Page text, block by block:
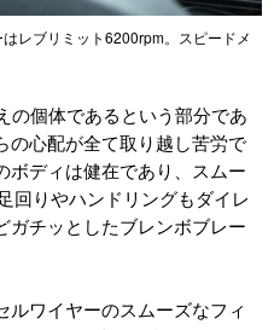
レブリミット6200rpm。スピードメ
個体であるという部分であ
の心配が全て取り越し苦労で
ボディは健在であり、スムー
回りやハンドリングもダイレ
ガチッとしたブレンボブレー
ワイヤーのスムーズなフィ